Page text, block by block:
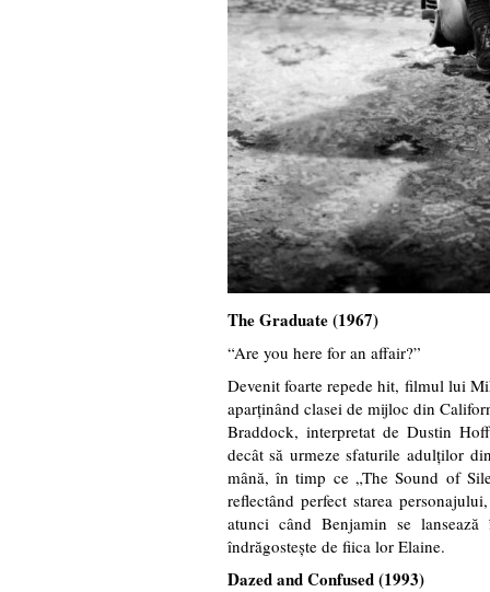
The Graduate (1967)
“Are you here for an affair?”
Devenit foarte repede hit, filmul lui
aparținând clasei de mijloc din
Braddock, interpretat de Dustin
decât să urmeze sfaturile adulților
mână, în timp ce „The Sound of
reflectând perfect starea
atunci când Benjamin se
îndrăgostește de fiica lor Elaine.
Dazed and Confused (1993)